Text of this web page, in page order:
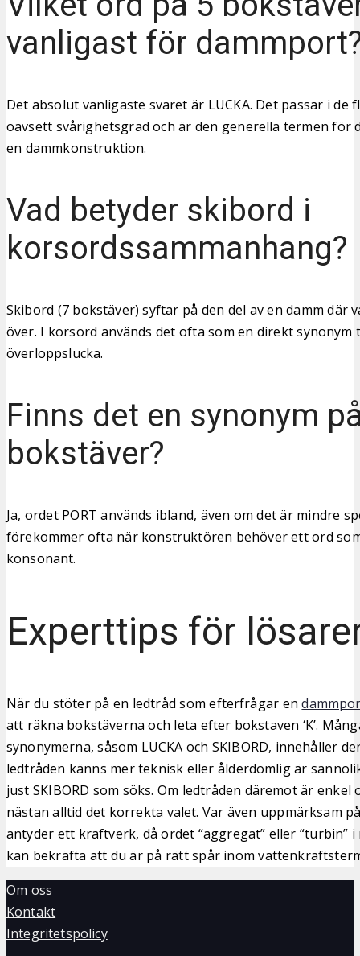
vanligast för
Det absolut vanligaste svaret är LUCKA. Det passar i de
oavsett svårighetsgrad och är den generella termen för
en dammkonstruktion.
Vad betyder skibord i
korsordssammanhang?
Skibord (7 bokstäver) syftar på den del av en damm där
över. I korsord används det ofta som en direkt
överloppslucka.
Finns det en synonym
bokstäver?
Ja, ordet PORT används ibland, även om det är mindre
förekommer ofta när konstruktören behöver ett ord
konsonant.
Experttips för
När du stöter på en ledtråd som efterfrågar en
att räkna bokstäverna och leta efter bokstaven ‘K’.
synonymerna, såsom LUCKA och SKIBORD, innehåller
ledtråden känns mer teknisk eller ålderdomlig är
just SKIBORD som söks. Om ledtråden däremot är enkel
nästan alltid det korrekta valet. Var även uppmärksam
antyder ett kraftverk, då ordet “aggregat” eller “turbin”
kan bekräfta att du är på rätt spår inom
Om oss
Kontakt
Integritetspolicy